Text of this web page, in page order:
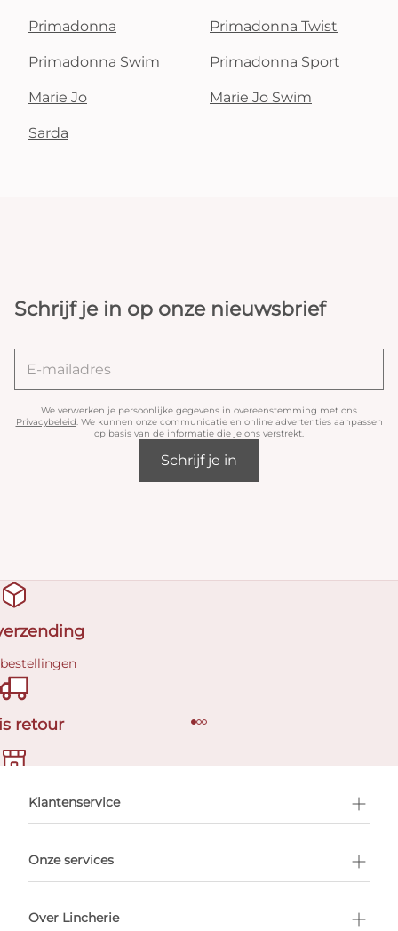
Primadonna Primadonna Twist
Primadonna Swim Primadonna Sport
Marie Jo Marie Jo Swim
Sarda
Schrijf je in op onze nieuwsbrief
We verwerken je persoonlijke gegevens in overeenstemming met ons
Privacybeleid. We kunnen onze communicatie en online advertenties aanpassen
op basis van de informatie die je ons verstrekt.
Schrijf je in
retour
afspraak
Klantenservice
Onze services
Over Lincherie